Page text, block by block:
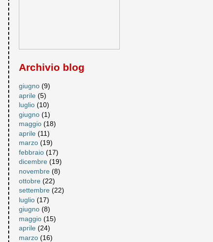
Archivio blog
giugno (9)
aprile (5)
luglio (10)
giugno (1)
maggio (18)
aprile (11)
marzo (19)
febbraio (17)
dicembre (19)
novembre (8)
ottobre (22)
settembre (22)
luglio (17)
giugno (8)
maggio (15)
aprile (24)
marzo (16)